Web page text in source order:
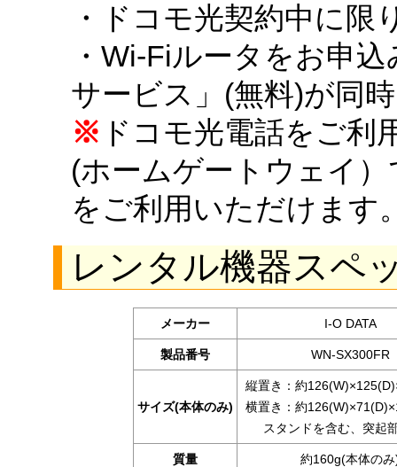
・ドコモ光契約中に
・Wi-Fiルータをお申
サービス」(無料)が同
※ ドコモ光電話をご利
(ホームゲートウェイ
をご利用いただけます
レンタル機器スペ
メーカー I-O DATA
製品番号 WN-SX300FR
サイズ(本体のみ)
縦置き：約
横置き：約
スタンドを含む、突起
質量 約160g(本体の